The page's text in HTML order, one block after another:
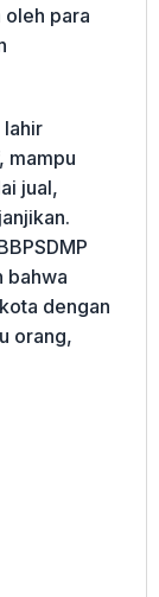
oleh para
lahir
mampu
jual,
bahwa
dengan
orang,